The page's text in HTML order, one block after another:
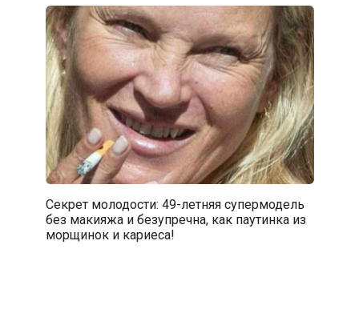
Секрет молодости: 49-летняя супермодель
без макияжа и безупречна, как паутинка из
морщинок и кариеса!